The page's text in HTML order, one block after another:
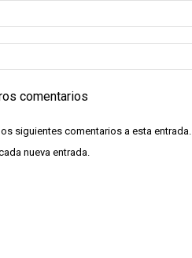
comentarios
siguientes comentarios a esta entrada.
nueva entrada.